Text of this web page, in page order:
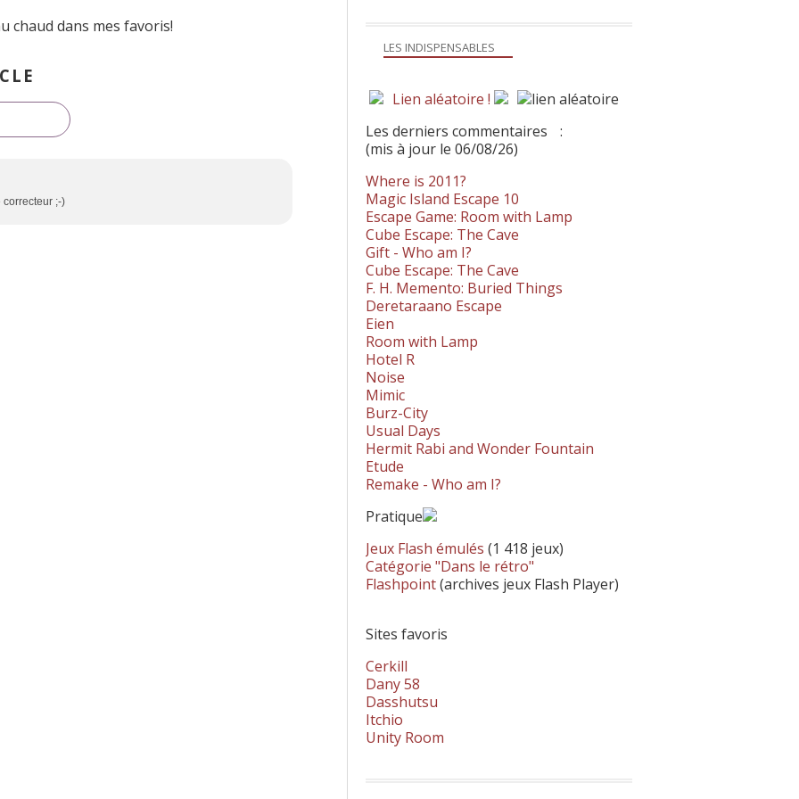
chaud dans mes favoris!
correcteur ;-)
LES INDISPENSABLES
Lien aléatoire !
Les derniers commentaires
:
(mis à jour le 06/08/26)
Where is 2011?
Magic Island Escape 10
Escape Game: Room with Lamp
Cube Escape: The Cave
Gift - Who am I?
Cube Escape: The Cave
F. H. Memento: Buried Things
Deretaraano Escape
Eien
Room with Lamp
Hotel R
Noise
Mimic
Burz-City
Usual Days
Hermit Rabi and Wonder Fountain
Etude
Remake - Who am I?
Pratique
Jeux Flash émulés (1 418 jeux)
Catégorie "Dans le rétro"
Flashpoint(archives jeux Flash Player)
Sites favoris
Cerkill
Dany 58
Dasshutsu
Itchio
Unity Room